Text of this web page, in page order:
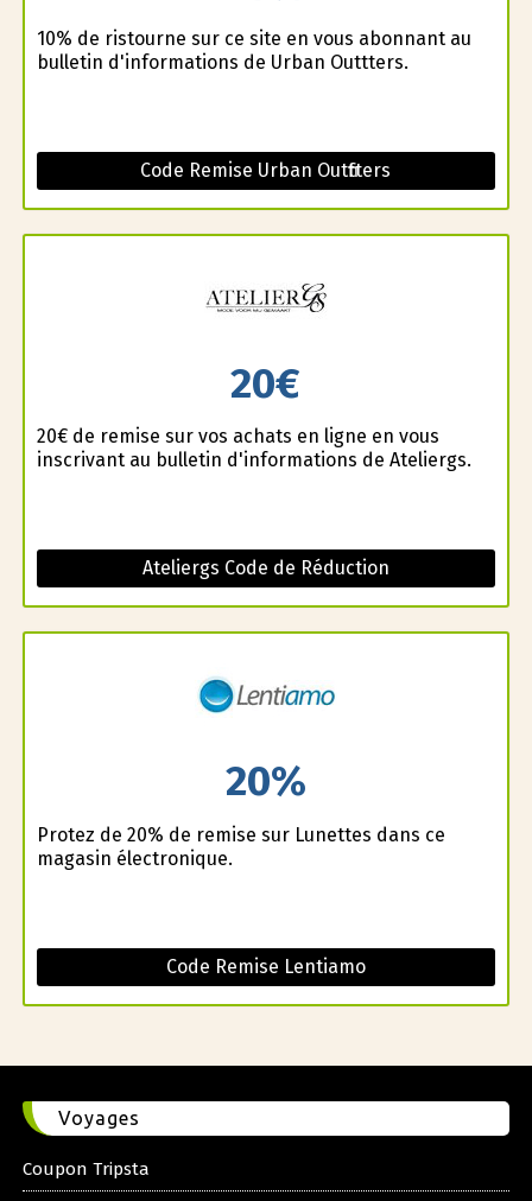
10% de ristourne sur ce site en vous abonnant au
bulletin d'informations de Urban Outfitters.
Code Remise Urban Outfitters
20€
20€ de remise sur vos achats en ligne en vous
inscrivant au bulletin d'informations de Ateliergs.
Ateliergs Code de Réduction
20%
Profitez de 20% de remise sur Lunettes dans ce
magasin électronique.
Code Remise Lentiamo
Voyages
Coupon Tripsta